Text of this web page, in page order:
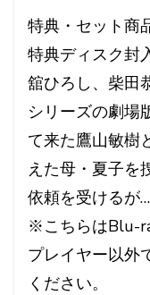
特典・セット商
特典ディスク封
舘ひろし、柴田
シリーズの劇場
て来た鷹山敏樹
えた母・夏子を
依頼を受けるが
※こちらはBlu-
プレイヤー以外
ください。